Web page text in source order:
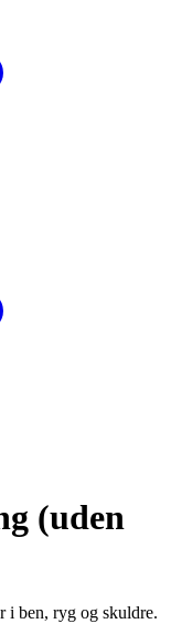
(uden
i ben, ryg og skuldre.